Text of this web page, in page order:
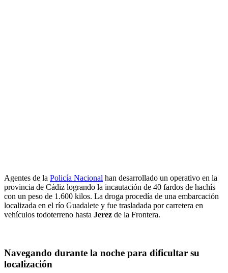
Agentes de la Policía Nacional han desarrollado un operativo en la
provincia de Cádiz logrando la incautación de 40 fardos de hachís
con un peso de 1.600 kilos. La droga procedía de una embarcación
localizada en el río Guadalete y fue trasladada por carretera en
vehículos todoterreno hasta Jerez de la Frontera.
Navegando durante la noche para dificultar su
localización